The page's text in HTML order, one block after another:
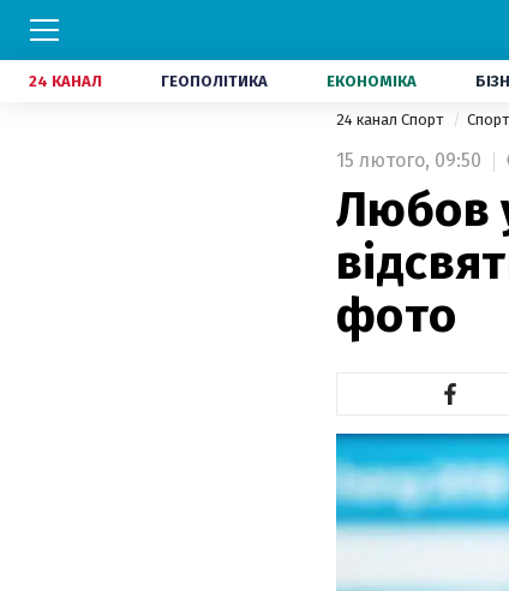
24 КАНАЛ ГЕОПОЛІТИКА ЕКОНОМІКА
24 канал Спорт Спорт
15 лютого, 09:50
Любов
фото